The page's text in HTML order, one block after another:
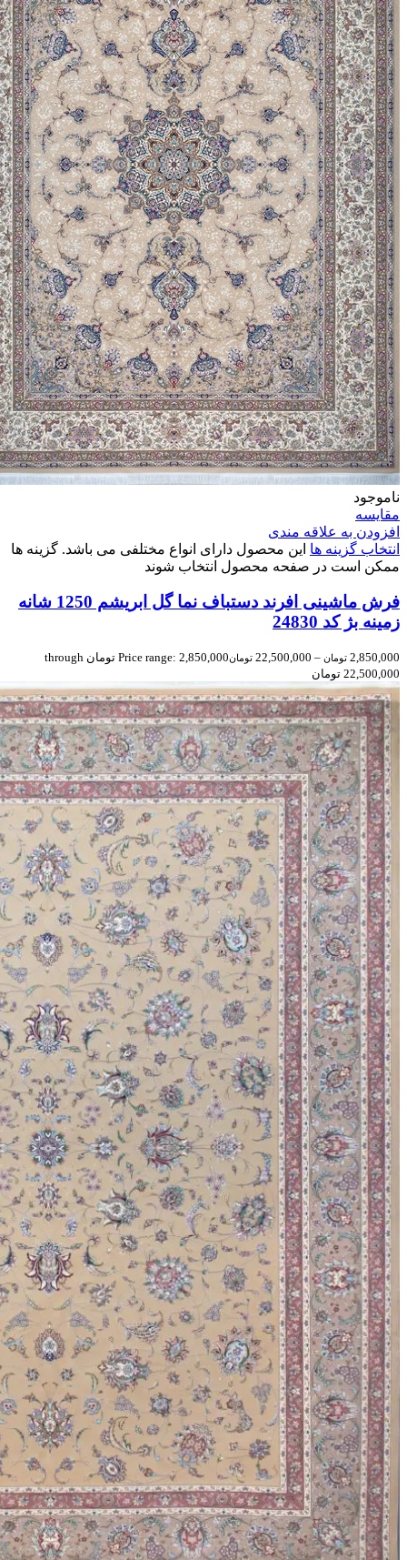
ناموجود
مقایسه
افزودن به علاقه مندی
انتخاب گزینه ها این محصول دارای انواع مختلفی می باشد. گزینه ها
ممکن است در صفحه محصول انتخاب شوند
فرش ماشینی افرند دستباف نما گل ابریشم 1250 شانه
زمینه بژ کد 24830
2,850,000 تومان –
22,500,000 تومان
Price range: 2,850,000 تومان through
22,500,000 تومان